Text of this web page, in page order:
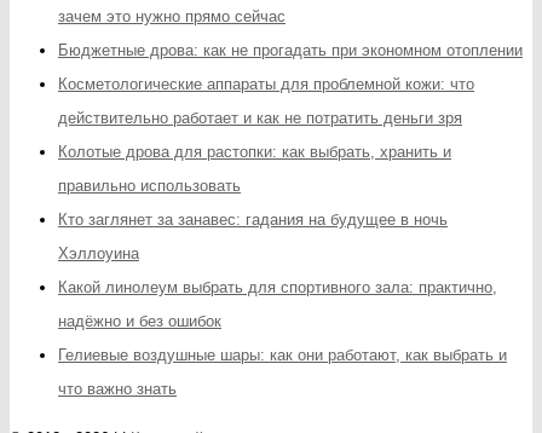
зачем это нужно прямо сейчас
Бюджетные дрова: как не прогадать при экономном отоплении
Косметологические аппараты для проблемной кожи: что
действительно работает и как не потратить деньги зря
Колотые дрова для растопки: как выбрать, хранить и
правильно использовать
Кто заглянет за занавес: гадания на будущее в ночь
Хэллоуина
Какой линолеум выбрать для спортивного зала: практично,
надёжно и без ошибок
Гелиевые воздушные шары: как они работают, как выбрать и
что важно знать